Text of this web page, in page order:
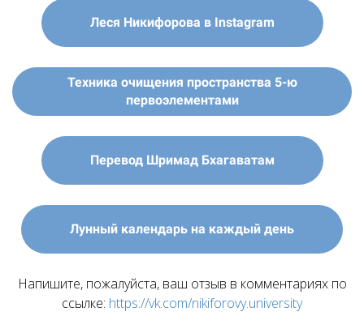
Леся Никифорова в Instagram
Техника очищения пространства 5-ю
первоэлементами
Перевод Шримад Бхагаватам
Лунный календарь на каждый день
Напишите, пожалуйста, ваш отзыв в комментариях по
ссылке: https://vk.com/nikiforovy.university